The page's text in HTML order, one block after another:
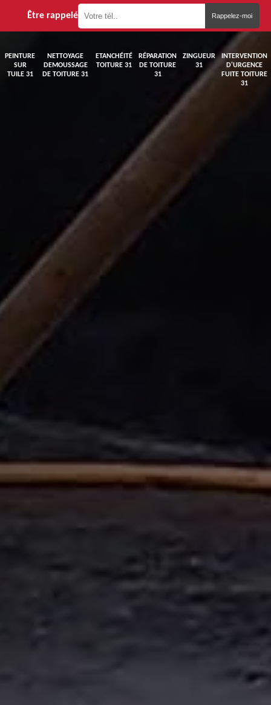
Être rappelé
PEINTURE
SUR
TUILE 31
NETTOYAGE
DEMOUSSAGE
DE TOITURE 31
ETANCHÉITÉ
TOITURE 31
RÉPARATION
DE TOITURE
31
ZINGUEUR
31
INTERVENTION
D'URGENCE
FUITE TOITURE
31